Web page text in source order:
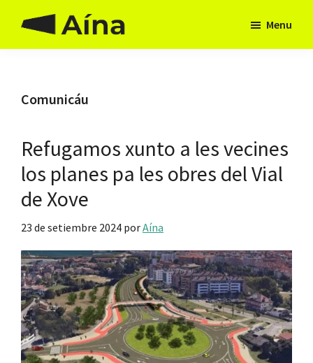
main
footer
Hai
Menu
Comunicáu
Refugamos xunto a les vecines
los planes pa les obres del Vial
de Xove
23 de setiembre 2024 porAína